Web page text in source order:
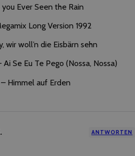
you Ever Seen the Rain
Long Version 1992
wir woll’n die Eisbärn sehn
Se Eu Te Pego (Nossa, Nossa)
Himmel auf Erden
ANTWORTEN